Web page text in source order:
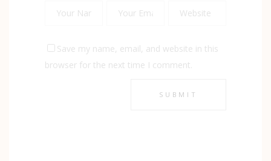
Save my name, email, and website in this
browser for the next time I comment.